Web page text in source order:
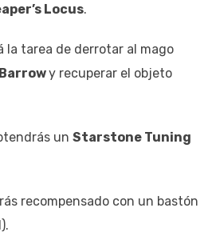
Locus.
la tarea de derrotar al mago
y recuperar el objeto
un Starstone Tuning
recompensado con un bastón